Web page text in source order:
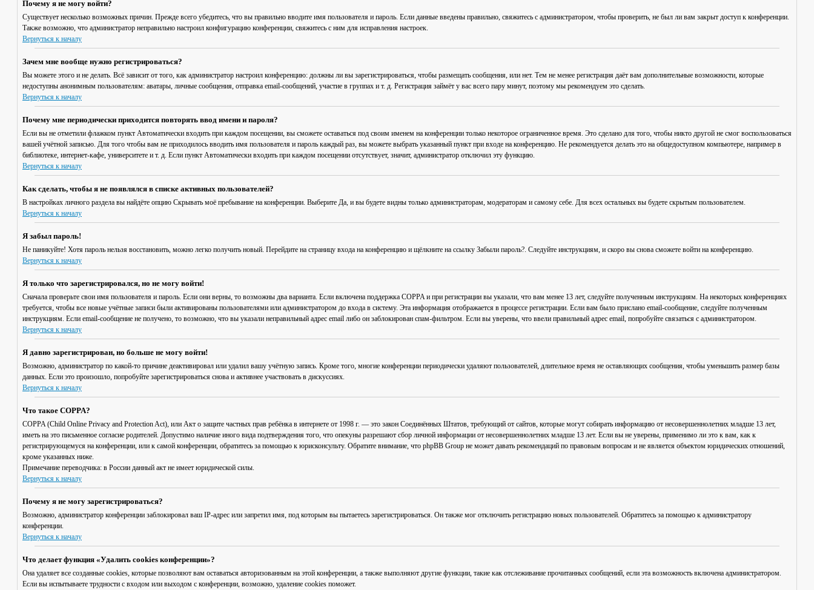
Почему я не могу войти?
Существует несколько возможных причин. Прежде всего убедитесь, что вы правильно вводите имя пользователя и пароль. Если данные введены правильно, свяжитесь с администратором, чтобы проверить, не был ли вам закрыт доступ к конференции.
Также возможно, что администратор неправильно настроил конфигурацию конференции, свяжитесь с ним для исправления настроек.
Вернуться к началу
Зачем мне вообще нужно регистрироваться?
Вы можете этого и не делать. Всё зависит от того, как администратор настроил конференцию: должны ли вы зарегистрироваться, чтобы размещать сообщения, или нет. Тем не менее регистрация даёт вам дополнительные возможности, которые
недоступны анонимным пользователям: аватары, личные сообщения, отправка email-сообщений, участие в группах и т. д. Регистрация займёт у вас всего пару минут, поэтому мы рекомендуем это сделать.
Вернуться к началу
Почему мне периодически приходится повторять ввод имени и пароля?
Если вы не отметили флажком пункт Автоматически входить при каждом посещении, вы сможете оставаться под своим именем на конференции только некоторое ограниченное время. Это сделано для того, чтобы никто другой не смог воспользоваться
вашей учётной записью. Для того чтобы вам не приходилось вводить имя пользователя и пароль каждый раз, вы можете выбрать указанный пункт при входе на конференцию. Не рекомендуется делать это на общедоступном компьютере, например в
библиотеке, интернет-кафе, университете и т. д. Если пункт Автоматически входить при каждом посещении отсутствует, значит, администратор отключил эту функцию.
Вернуться к началу
Как сделать, чтобы я не появлялся в списке активных пользователей?
В настройках личного раздела вы найдёте опцию Скрывать моё пребывание на конференции. Выберите Да, и вы будете видны только администраторам, модераторам и самому себе. Для всех остальных вы будете скрытым пользователем.
Вернуться к началу
Я забыл пароль!
Не паникуйте! Хотя пароль нельзя восстановить, можно легко получить новый. Перейдите на страницу входа на конференцию и щёлкните на ссылку Забыли пароль?. Следуйте инструкциям, и скоро вы снова сможете войти на конференцию.
Вернуться к началу
Я только что зарегистрировался, но не могу войти!
Сначала проверьте свои имя пользователя и пароль. Если они верны, то возможны два варианта. Если включена поддержка COPPA и при регистрации вы указали, что вам менее 13 лет, следуйте полученным инструкциям. На некоторых конференциях
требуется, чтобы все новые учётные записи были активированы пользователями или администратором до входа в систему. Эта информация отображается в процессе регистрации. Если вам было прислано email-сообщение, следуйте полученным
инструкциям. Если email-сообщение не получено, то возможно, что вы указали неправильный адрес email либо он заблокирован спам-фильтром. Если вы уверены, что ввели правильный адрес email, попробуйте связаться с администратором.
Вернуться к началу
Я давно зарегистрирован, но больше не могу войти!
Возможно, администратор по какой-то причине деактивировал или удалил вашу учётную запись. Кроме того, многие конференции периодически удаляют пользователей, длительное время не оставляющих сообщения, чтобы уменьшить размер базы
данных. Если это произошло, попробуйте зарегистрироваться снова и активнее участвовать в дискуссиях.
Вернуться к началу
Что такое COPPA?
COPPA (Child Online Privacy and Protection Act), или Акт о защите частных прав ребёнка в интернете от 1998 г. — это закон Соединённых Штатов, требующий от сайтов, которые могут собирать информацию от несовершеннолетних младше 13 лет,
иметь на это письменное согласие родителей. Допустимо наличие иного вида подтверждения того, что опекуны разрешают сбор личной информации от несовершеннолетних младше 13 лет. Если вы не уверены, применимо ли это к вам, как к
регистрирующемуся на конференции, или к самой конференции, обратитесь за помощью к юрисконсульту. Обратите внимание, что phpBB Group не может давать рекомендаций по правовым вопросам и не является объектом юридических отношений,
кроме указанных ниже.
Примечание переводчика: в России данный акт не имеет юридической силы.
Вернуться к началу
Почему я не могу зарегистрироваться?
Возможно, администратор конференции заблокировал ваш IP-адрес или запретил имя, под которым вы пытаетесь зарегистрироваться. Он также мог отключить регистрацию новых пользователей. Обратитесь за помощью к администратору
конференции.
Вернуться к началу
Что делает функция «Удалить cookies конференции»?
Она удаляет все созданные cookies, которые позволяют вам оставаться авторизованным на этой конференции, а также выполняют другие функции, такие как отслеживание прочитанных сообщений, если эта возможность включена администратором.
Если вы испытываете трудности с входом или выходом с конференции, возможно, удаление cookies поможет.